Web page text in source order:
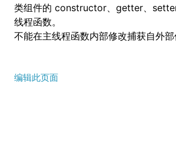
类组件的 constructor、getter、
线程函数。
不能在主线程函数内部修改捕获自外部
编辑此页面